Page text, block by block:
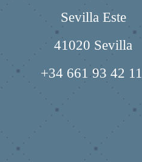
Sevilla Este
41020 Sevilla
+34 661 93 42 11